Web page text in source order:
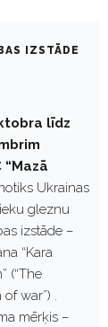
IZSTĀDE
līdz
“Mazā
Ukrainas
gleznu
izstāde –
“Kara
(“The
war”) .
mērķis –